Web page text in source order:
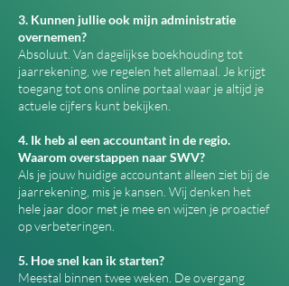
3. Kunnen jullie ook mijn administratie
overnemen?
Absoluut. Van dagelijkse boekhouding tot
jaarrekening, we regelen het allemaal. Je krijgt
toegang tot ons online portaal waar je altijd je
actuele cijfers kunt bekijken.
4. Ik heb al een accountant in de regio.
Waarom overstappen naar SWV?
Als je jouw huidige accountant alleen ziet bij de
jaarrekening, mis je kansen. Wij denken het
hele jaar door met je mee en wijzen je proactief
op verbeteringen.
5. Hoe snel kan ik starten?
Meestal binnen twee weken. De overgang